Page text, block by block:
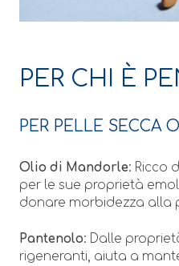
PER CHI È
PER PELLE SECCA
Olio di Mandorle: Ricco
per le sue proprietà
donare morbidezza alla
Pantenolo: Dalle
rigeneranti, aiuta a